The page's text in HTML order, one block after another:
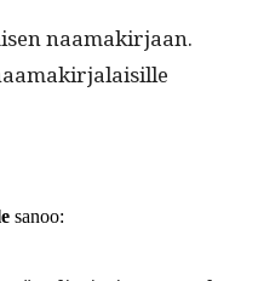
naa­makir­jaan.
sanoo: